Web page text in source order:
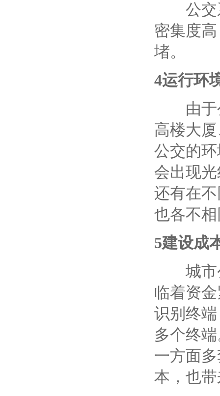
公交系
密集度
堵。
4运行环
由于公
高楼大
公交的
会出现
还有在
也各不
5建设成
城市公
临着资
识别终
多个终
一方面
本，也